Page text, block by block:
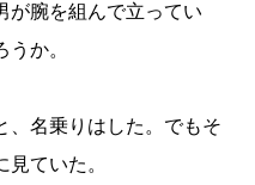
が腕を組んで立ってい
か。
、名乗りはした。でもそ
ていた。